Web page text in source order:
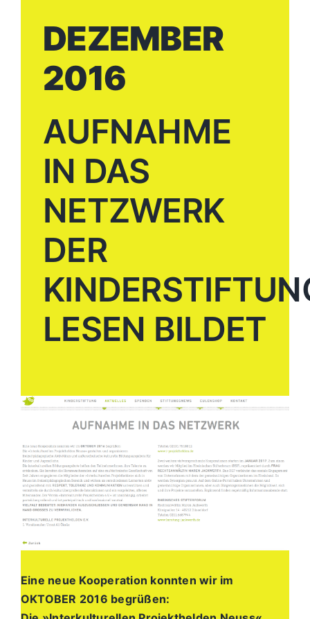
DEZEMBER
2016
AUFNAHME
IN DAS
NETZWERK
DER
LESEN BILDET
Eine neue Kooperation konnten wir im
OKTOBER 2016 begrüßen: